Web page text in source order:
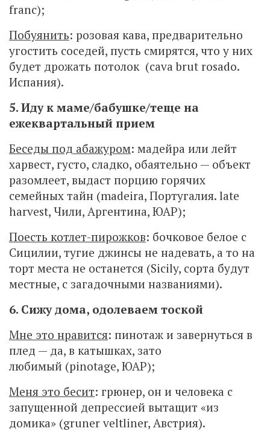
franc);
Побуянить: розовая кава, предварительно
угостить соседей, пусть смирятся, что у них
будет дрожать потолок (cava brut rosado.
Испания).
5. Иду к маме/бабушке/теще на
ежеквартальный прием
Беседы под абажуром: мадейра или лейт
харвест, густо, сладко, обаятельно — объект
разомлеет, выдаст порцию горячих
семейных тайн (madeira, Португалия. late
harvest, Чили, Аргентина, ЮАР);
Поесть котлет-пирожков: бочковое белое с
Сицилии, тугие джинсы не надевать, а то на
торт места не останется (Sicily, сорта будут
местные, с загадочными названиями).
6. Сижу дома, одолеваем тоской
Мне это нравится: пинотаж и завернуться в
плед — да, в катышках, зато
любимый (pinotage, ЮАР);
Меня это бесит: грюнер, он и человека с
запущенной депрессией вытащит «из
домика» (gruner veltliner, Австрия).